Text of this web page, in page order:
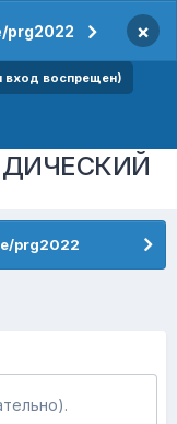
prg2022 ×
воспрещен)
prg2022